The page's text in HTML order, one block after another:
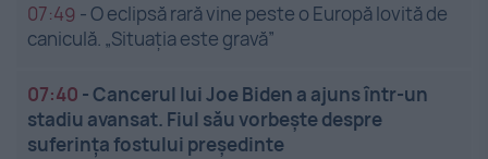
07:49 -O eclipsă rară vine peste o Europă lovită de
caniculă. „Situația este gravă”
07:40 -Cancerul lui Joe Biden a ajuns într-un
stadiu avansat. Fiul său vorbește despre
suferința fostului președinte